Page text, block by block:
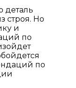
деталь
строя. Но
и
по
по